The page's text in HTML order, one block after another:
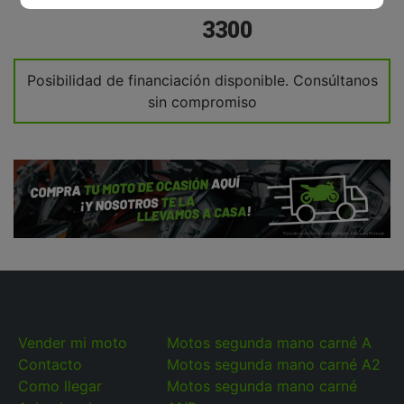
3300
Posibilidad de financiación disponible. Consúltanos
sin compromiso
Vender mi moto
Contacto
Como llegar
Motos segunda mano carné A
Motos segunda mano carné A2
Motos segunda mano carné